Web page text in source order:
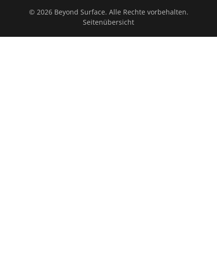
© 2026 Beyond Surface. Alle Rechte vorbehalten.
Seitenübersicht